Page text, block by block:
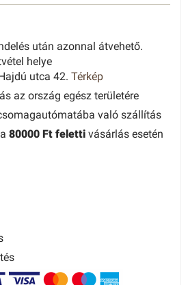
után azonnal átvehető.
helye
utca 42. Térkép
az ország egész területére
való szállítás
80000 Ft feletti vásárlás esetén